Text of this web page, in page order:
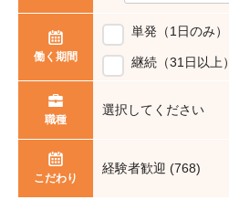
働く期間
単発（1日のみ）
継続（31日以上）
職種
選択してください
こだわり
経験者歓迎 (768)